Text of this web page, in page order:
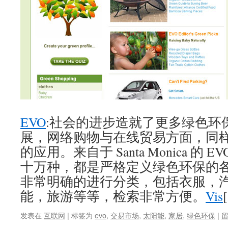
EVO:社会的进步造就了更多绿色环
展，网络购物与在线贸易方面，同
的应用。来自于 Santa Monica 的
十万种，都是严格定义绿色环保的
非常明确的进行分类，包括衣服，
能，旅游等等，检索非常方便。 Vis
发表在 互联网 | 标签为 evo, 交易市场, 太阳能, 家居, 绿色环保 |